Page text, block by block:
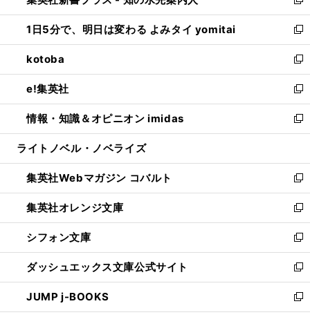
ウ
で
開
く
ン
ド
ウ
で
開
く
ウ
ィ
ン
ド
ウ
で
開
く
新
し
い
ウ
ィ
ン
ド
ウ
で
開
1日5分で、明日は変わる よみタイ yomitai
新
し
い
ウ
ィ
ン
ド
ウ
開
く
kotoba
新
し
い
ウ
ィ
ン
ウ
で
開
く
e!集英社
新
し
い
ウ
ン
ド
ウ
で
開
く
情報・知識＆オピニオン imidas
新
し
ウ
ィ
ン
ド
ウ
で
開
く
ライトノベル・ノベライズ
集英社Webマガジン コバルト
新
し
い
ウ
ィ
ン
ド
ウ
で
開
集英社オレンジ文庫
新
し
い
ウ
ィ
ン
ド
ウ
シフォン文庫
新
し
い
ウ
ィ
ン
ダッシュエックス文庫公式サイト
新
し
い
ウ
JUMP j-BOOKS
新
し